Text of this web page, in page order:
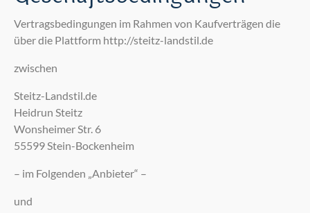
Vertragsbedingungen im Rahmen von Kaufverträgen die
über die Plattform http://steitz-landstil.de
zwischen
Steitz-Landstil.de
Heidrun Steitz
Wonsheimer Str. 6
55599 Stein-Bockenheim
– im Folgenden „Anbieter“ –
und